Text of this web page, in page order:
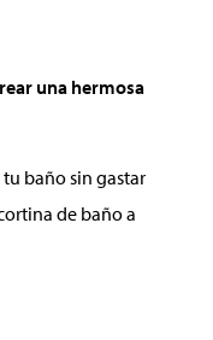
una hermosa
baño sin gastar
de baño a